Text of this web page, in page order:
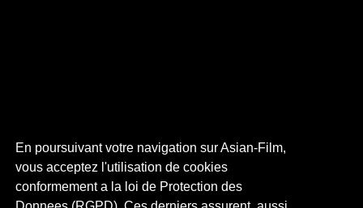
En poursuivant votre navigation sur Asian-Film,
vous acceptez l'utilisation de cookies
conformement a la loi de Protection des